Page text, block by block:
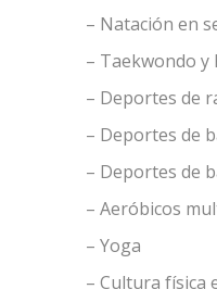
– Natación en
– Taekwondo y
– Deportes de
– Deportes de
– Deportes de
– Aeróbicos
– Yoga
– Cultura física